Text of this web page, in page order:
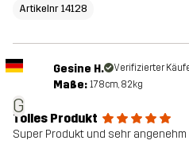
Artikelnr 14128
G
Gesine H. Verifizierter
Maße: 178cm, 82kg
Tolles Produkt
Super Produkt und sehr angenehm